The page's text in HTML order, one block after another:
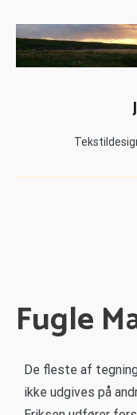
Fugle
De fleste af
ikke udgives på